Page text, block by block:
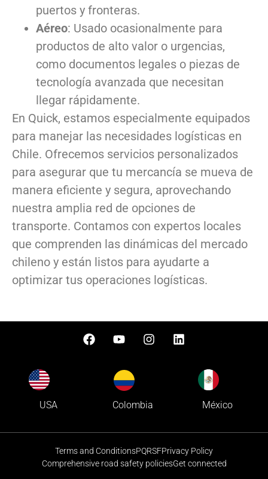
puertos y fronteras.
Aéreo: Usado ocasionalmente para
productos de alto valor o urgencias,
como documentos legales o piezas de
tecnología avanzada que necesitan
llegar rápidamente.
En Quick, estamos especialmente equipados
para manejar las necesidades logísticas en
Chile. Ofrecemos servicios personalizados
para asegurar que tu mercancía se mueva de
manera eficiente y segura, aprovechando
nuestra amplia red de opciones de
transporte. Contamos con expertos locales
que comprenden las dinámicas del mercado
chileno y están listos para ayudarte a
optimizar tus operaciones logísticas.
USA Colombia México
Terms and ConditionsPQRSFPrivacy Policy
Comprehensive road safety policiesGet connected